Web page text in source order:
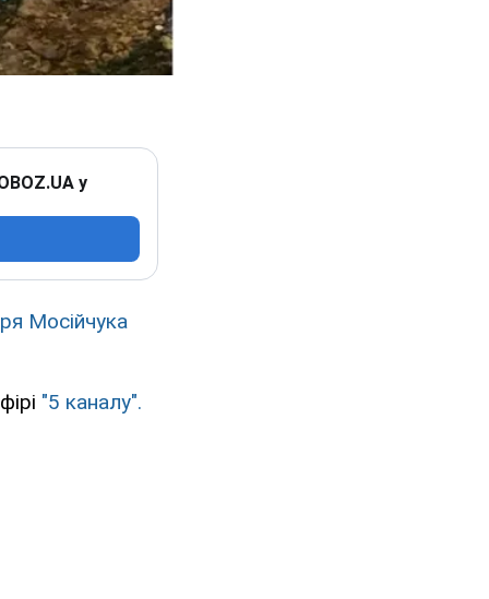
у
Мосійчука
"5 каналу".